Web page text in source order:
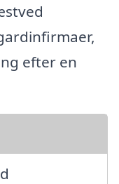
efter en